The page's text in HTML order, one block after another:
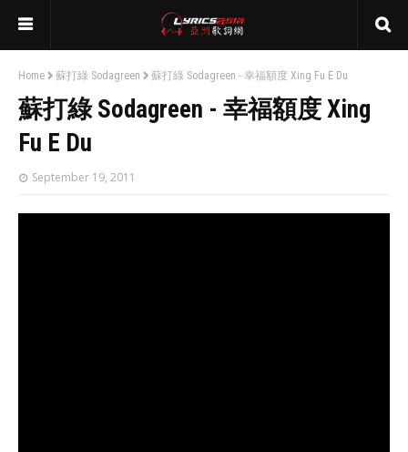
Home 蘇打綠 Sodagreen 蘇打綠 Sodagreen - 幸福額度 Xing Fu E Du
蘇打綠 Sodagreen - 幸福額度 Xing
Fu E Du
September 19, 2011